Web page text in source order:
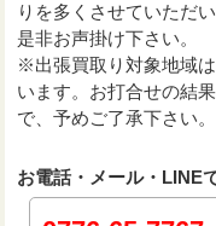
りを多くさせていただ
是非お声掛け下さい。
※出張買取り対象地域
います。お打合せの結
で、予めご了承下さい。
お電話・メール・LINE